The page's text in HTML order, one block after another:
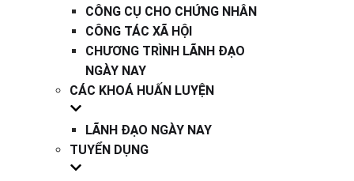
CÔNG CỤ CHO CHỨNG NHÂN
CÔNG TÁC XÃ HỘI
CHƯƠNG TRÌNH LÃNH ĐẠO
NGÀY NAY
CÁC KHOÁ HUẤN LUYỆN
LÃNH ĐẠO NGÀY NAY
TUYỂN DỤNG